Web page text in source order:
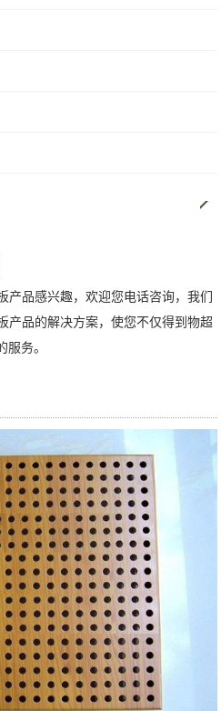
产品感兴趣，欢迎您电话咨询，我们
产品的解决方案，使您不仅得到物超
服务。